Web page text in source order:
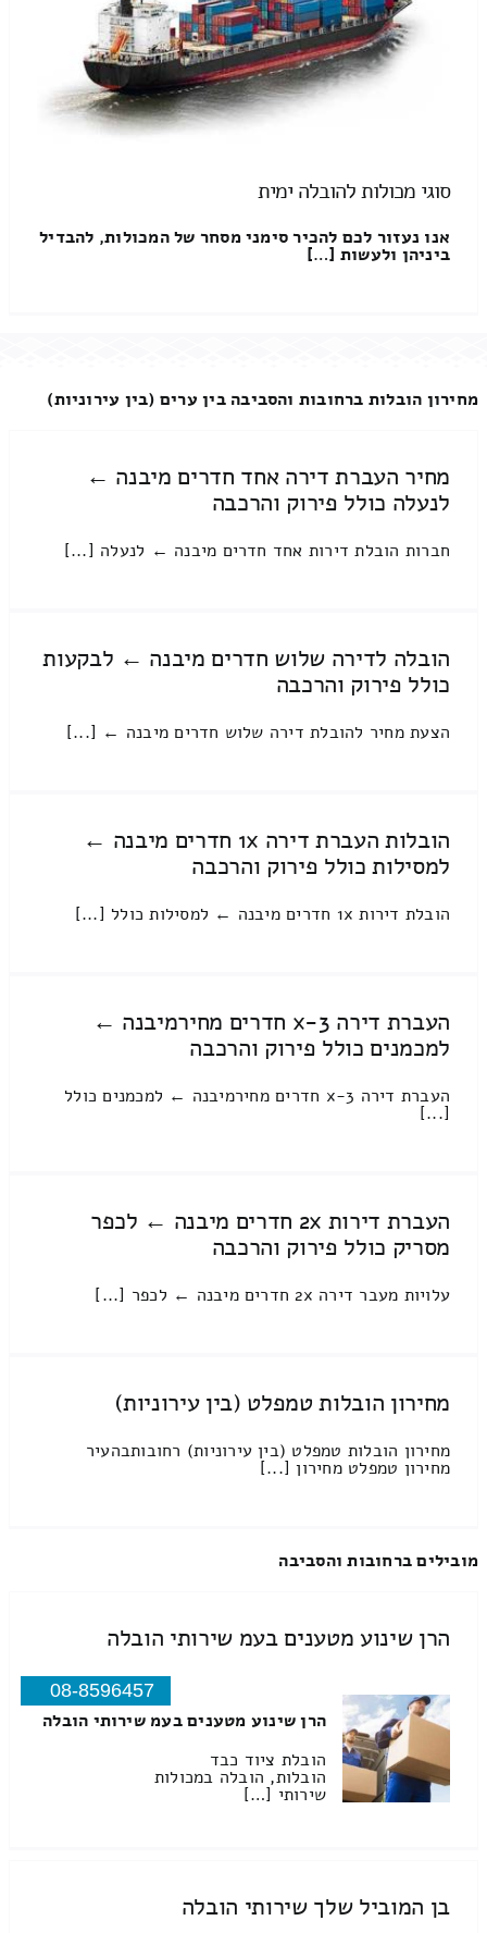
סוגי מכולות להובלה ימית
אנו נעזור לכם להכיר סימני מסחר של המכולות, להבדיל
ביניהן ולעשות […]
מחירון הובלות ברחובות והסביבה בין ערים (בין עירוניות)
מחיר העברת דירה אחד חדרים מיבנה ←
לנעלה כולל פירוק והרכבה
חברות הובלת דירות אחד חדרים מיבנה ← לנעלה [...]
הובלה לדירה שלוש חדרים מיבנה ← לבקעות
כולל פירוק והרכבה
הצעת מחיר להובלת דירה שלוש חדרים מיבנה ← [...]
הובלות העברת דירה 1x חדרים מיבנה ←
למסילות כולל פירוק והרכבה
הובלת דירות 1x חדרים מיבנה ← למסילות כולל [...]
העברת דירה 3-x חדרים מחירמיבנה ←
למכמנים כולל פירוק והרכבה
העברת דירה 3-x חדרים מחירמיבנה ← למכמנים כולל
[...]
העברת דירות 2x חדרים מיבנה ← לכפר
מסריק כולל פירוק והרכבה
עלויות מעבר דירה 2x חדרים מיבנה ← לכפר [...]
מחירון הובלות טמפלט (בין עירוניות)
מחירון הובלות טמפלט (בין עירוניות) רחובותבהעיר
מחירון טמפלט מחירון [...]
מובילים ברחובות והסביבה
הרן שינוע מטענים בעמ שירותי הובלה
08-8596457
הרן שינוע מטענים בעמ שירותי הובלה
הובלת ציוד כבד
הובלות, הובלה במכולות
שירותי […]
בן המוביל שלך שירותי הובלה